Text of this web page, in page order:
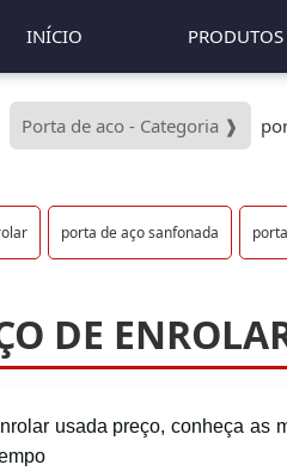
INÍCIO PRODUTOS
Porta de aco - Categoria ❱
porta de aço sanfonada
DE
usada preço, conheça as